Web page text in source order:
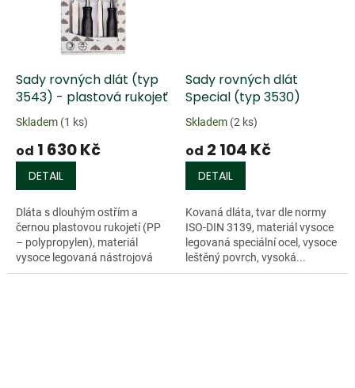
Sady rovných dlát (typ
3543) - plastová rukojeť
Skladem (1 ks)
od 1 630 Kč
DETAIL
Dláta s dlouhým ostřím a
černou plastovou rukojetí (PP
– polypropylen), materiál
vysoce legovaná nástrojová
ocel...
Sady rovných dlát
Special (typ 3530)
Skladem (2 ks)
od 2 104 Kč
DETAIL
Kovaná dláta, tvar dle normy
ISO-DIN 3139, materiál vysoce
legovaná speciální ocel, vysoce
leštěný povrch, vysoká...